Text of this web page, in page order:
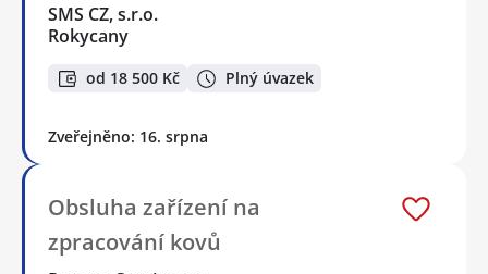
SMS CZ, s.r.o.
Rokycany
od 18 500 Kč Plný úvazek
Zveřejněno: 16. srpna
Obsluha zařízení na
zpracování kovů